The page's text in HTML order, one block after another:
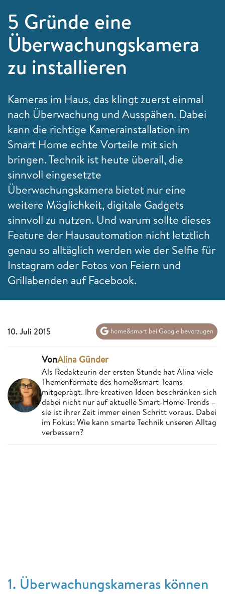
5 Gründe eine
Überwachungskamera
zu installieren
Kameras im Haus, das klingt zuerst einmal
nach Überwachung und Ausspähen. Dabei
kann die richtige Kamerainstallation im
Smart Home echte Vorteile mit sich
bringen. Technik ist heute überall, die
sinnvoll eingesetzte
Überwachungskamera bietet nur eine
weitere Möglichkeit, digitale Gadgets
sinnvoll zu nutzen. Und warum sollte dieses
Feature der Hausautomation nicht letztlich
genau so alltäglich werden wie der Selfie für
Instagram oder Fotos von Feiern und
Grillabenden auf Facebook.
10. Juli 2015 home&smart bei Google bevorzugen
VonAlina Günder
Als Redakteurin der ersten Stunde hat Alina viele
Themenformate des home&smart-Teams
mitgeprägt. Ihre kreativen Ideen beschränken sich
dabei nicht nur auf aktuelle Smart-Home-Trends –
sie ist ihrer Zeit immer einen Schritt voraus. Dabei
im Fokus: Wie kann smarte Technik unseren Alltag
verbessern?
1. Überwachungskameras können